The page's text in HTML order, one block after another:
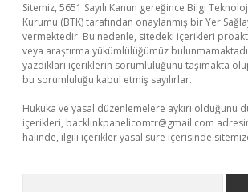
Sitemiz, 5651 Sayılı Kanun gereğince Bilgi
Kurumu (BTK) tarafından onaylanmış bir Yer
vermektedir. Bu nedenle, sitedeki içerikleri
veya araştırma yükümlülüğümüz
yazdıkları içeriklerin sorumluluğunu taşımakta
bu sorumluluğu kabul etmiş sayılırlar.
Hukuka ve yasal düzenlemelere aykırı olduğunu
içerikleri, backlinkpanelicomtr@gmail.com
halinde, ilgili içerikler yasal süre içerisinde